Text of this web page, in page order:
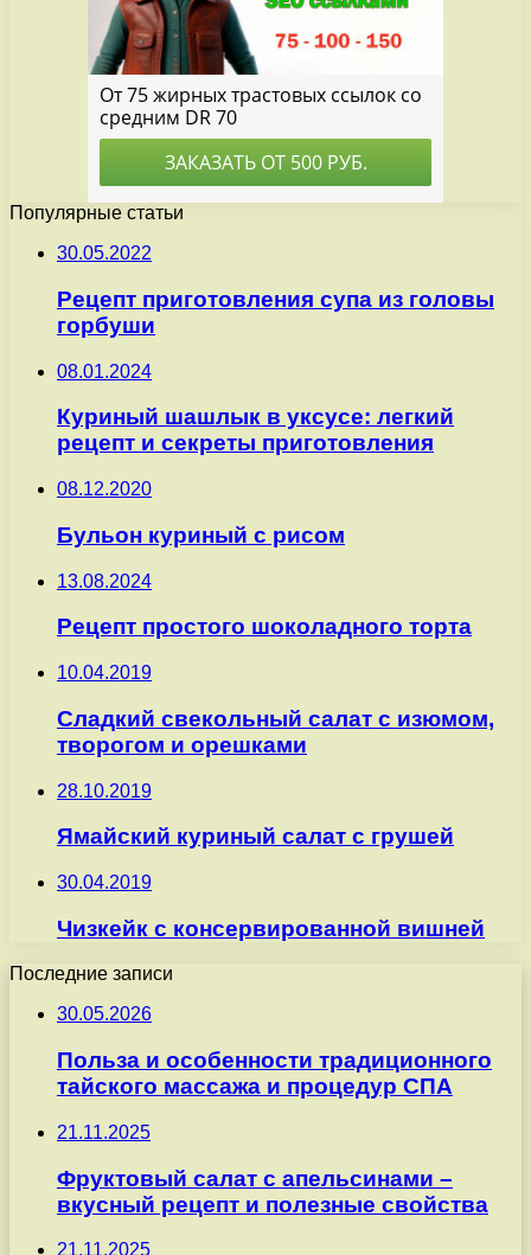
Популярные статьи
30.05.2022
Рецепт приготовления супа из головы
горбуши
08.01.2024
Куриный шашлык в уксусе: легкий
рецепт и секреты приготовления
08.12.2020
Бульон куриный с рисом
13.08.2024
Рецепт простого шоколадного торта
10.04.2019
Сладкий свекольный салат с изюмом,
творогом и орешками
28.10.2019
Ямайский куриный салат с грушей
30.04.2019
Чизкейк с консервированной вишней
Последние записи
30.05.2026
Польза и особенности традиционного
тайского массажа и процедур СПА
21.11.2025
Фруктовый салат с апельсинами –
вкусный рецепт и полезные свойства
21.11.2025